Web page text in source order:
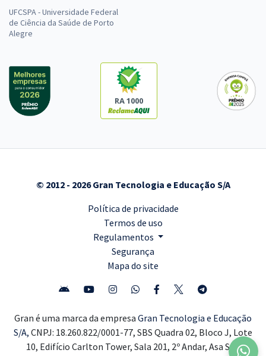
UFCSPA - Universidade Federal
de Ciência da Saúde de Porto
Alegre
RA 1000
© 2012 - 2026 Gran Tecnologia e Educação S/A
Política de privacidade
Termos de uso
Regulamentos
Segurança
Mapa do site
Gran é uma marca da empresa Gran Tecnologia e Educação
S/A, CNPJ: 18.260.822/0001-77, SBS Quadra 02, Bloco J, Lote
10, Edifício Carlton Tower, Sala 201, 2º Andar, Asa Sul,